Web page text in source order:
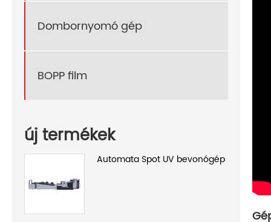
Dombornyomó gép
BOPP film
új termékek
Automata Spot UV bevonógép